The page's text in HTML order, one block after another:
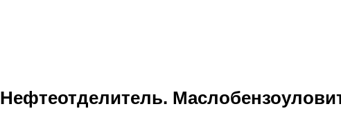
Нефтеотделитель.